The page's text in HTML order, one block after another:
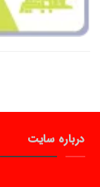
درباره سایت